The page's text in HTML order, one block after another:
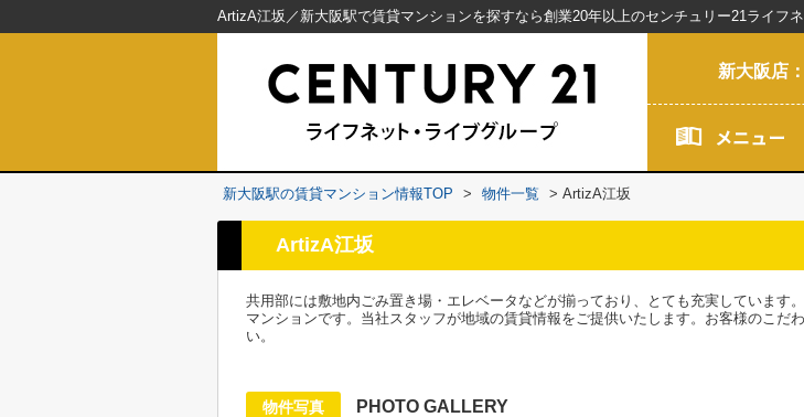
新大阪店：
新大阪駅の賃貸マンション情報TOP > 物件一覧 > ArtizA江坂
ArtizA江坂
共用部には敷地内ごみ置き場・エレベータなどが揃っており、とても充実しています
マンションです。当社スタッフが地域の賃貸情報をご提供いたします。お客様のこだ
い。
物件写真 PHOTO GALLERY